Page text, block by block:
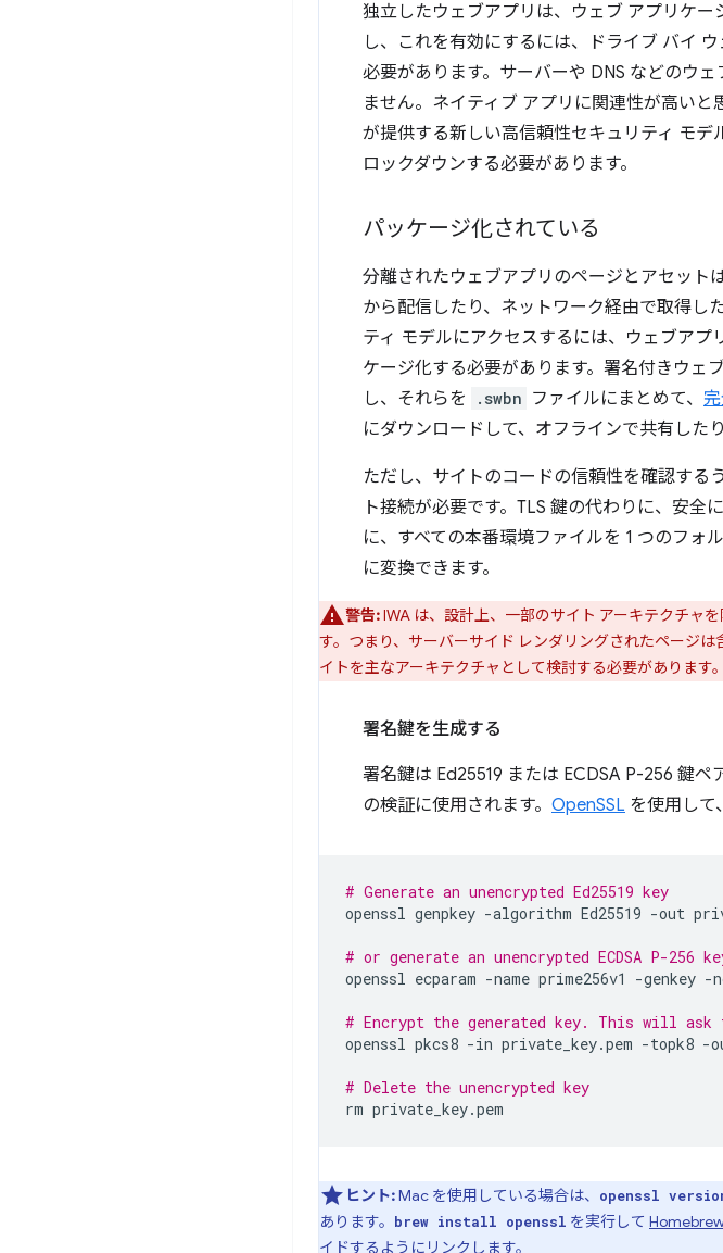
独立したウェブアプリは、ウェブ アプリケ
し、これを有効にするには、ドライブ バイ
必要があります。サーバーや DNS などのウ
ません。ネイティブ アプリに関連性が高い
が提供する新しい高信頼性セキュリティ モデ
ロックダウンする必要があります。
パッケージ化されている
分離されたウェブアプリのページとアセット
から配信したり、ネットワーク経由で取得し
ティ モデルにアクセスするには、ウェブアプ
ケージ化する必要があります。署名付きウェ
し、それらを
.swbn ファイルにまとめて、
にダウンロードして、オフラインで共有した
ただし、サイトのコードの信頼性を確認する
ト接続が必要です。TLS 鍵の代わりに、安全
に、すべての本番環境ファイルを 1 つのフォ
に変換できます。
警告:IWA は、設計上、一部のサイト アーキテクチャ
す。つまり、サーバーサイド レンダリングされたページ
イトを主なアーキテクチャとして検討する必要があります。
署名鍵を生成する
署名鍵は Ed25519 または ECDSA P-256 鍵
の検証に使用されます。 OpenSSL を使用して
# Generate an unencrypted Ed25519 key
openssl genpkey -algorithm Ed25519 -out
# or generate an unencrypted ECDSA P-256
openssl ecparam -name prime256v1 -genkey -
# Encrypt the generated key. This will ask
openssl pkcs8 -in private_key.pem -topk8 -
# Delete the unencrypted key
rm
ヒント:Mac を使用している場合は、 openssl
あります。
brew install openssl を実行して
イドするようにリンクします。